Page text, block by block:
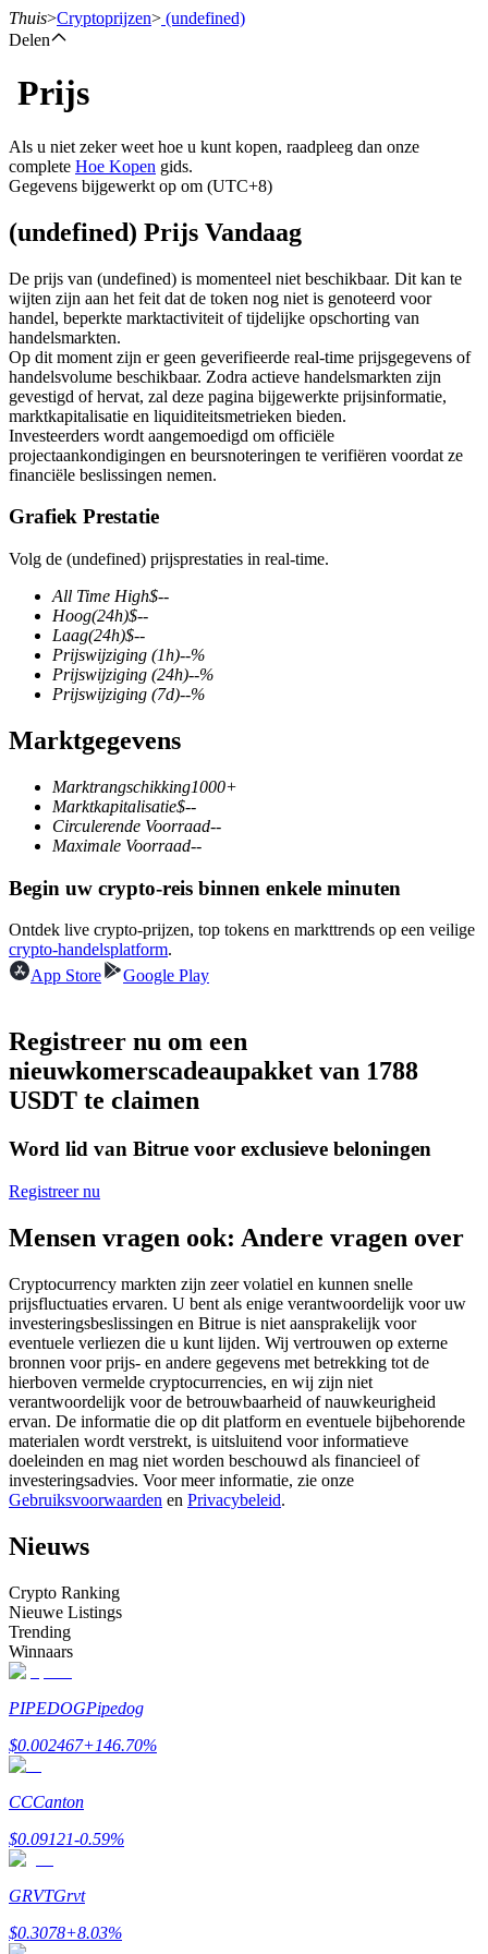
Termijncontracten
USDT-futures
Futures met USDT als onderpand
COIN-M-futures
Cryptocurrency-futures
TradFi
Derivaten voor aandelen, forex, edelmetalen en grondstoffen
USDC-futures
Word een Copy Trader
Informatie
Thuis>Cryptoprijzen> (undefined)
Delen
Prijs
Als u niet zeker weet hoe u kunt kopen, raadpleeg dan onze
complete Hoe Kopen gids.
Gegevens bijgewerkt op om (UTC+8)
(undefined) Prijs Vandaag
De prijs van (undefined) is momenteel niet beschikbaar. Dit kan te
wijten zijn aan het feit dat de token nog niet is genoteerd voor
handel, beperkte marktactiviteit of tijdelijke opschorting van
handelsmarkten.
Op dit moment zijn er geen geverifieerde real-time prijsgegevens of
handelsvolume beschikbaar. Zodra actieve handelsmarkten zijn
gevestigd of hervat, zal deze pagina bijgewerkte prijsinformatie,
marktkapitalisatie en liquiditeitsmetrieken bieden.
Investeerders wordt aangemoedigd om officiële
projectaankondigingen en beursnoteringen te verifiëren voordat ze
financiële beslissingen nemen.
Grafiek Prestatie
Volg de (undefined) prijsprestaties in real-time.
All Time High$--
Hoog(24h)$--
Laag(24h)$--
Prijswijziging (1h)--%
Prijswijziging (24h)--%
Prijswijziging (7d)--%
Marktgegevens
Marktrangschikking1000+
Marktkapitalisatie$--
Circulerende Voorraad--
Maximale Voorraad--
Begin uw crypto-reis binnen enkele minuten
Ontdek live crypto-prijzen, top tokens en markttrends op een veilige
crypto-handelsplatform.
App Store
Google Play
Registreer nu om een
nieuwkomerscadeaupakket van 1788
USDT te claimen
Word lid van Bitrue voor exclusieve beloningen
Registreer nu
Mensen vragen ook: Andere vragen over
Cryptocurrency markten zijn zeer volatiel en kunnen snelle
prijsfluctuaties ervaren. U bent als enige verantwoordelijk voor uw
investeringsbeslissingen en Bitrue is niet aansprakelijk voor
eventuele verliezen die u kunt lijden. Wij vertrouwen op externe
bronnen voor prijs- en andere gegevens met betrekking tot de
hierboven vermelde cryptocurrencies, en wij zijn niet
verantwoordelijk voor de betrouwbaarheid of nauwkeurigheid
ervan. De informatie die op dit platform en eventuele bijbehorende
materialen wordt verstrekt, is uitsluitend voor informatieve
doeleinden en mag niet worden beschouwd als financieel of
investeringsadvies. Voor meer informatie, zie onze
Gebruiksvoorwaarden en Privacybeleid.
Nieuws
Crypto Ranking
Nieuwe Listings
Trending
Winnaars
PIPEDOGPipedog
$0.002467+146.70%
CCCanton
$0.09121-0.59%
GRVTGrvt
$0.3078+8.03%